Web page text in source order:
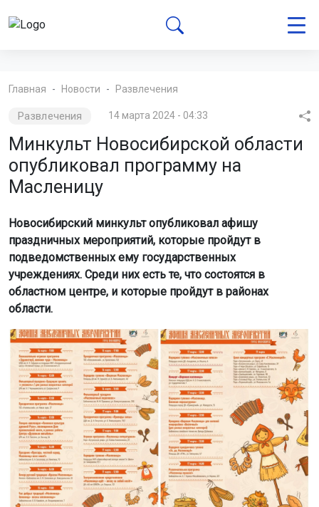
Главная Новости Развлечения
Развлечения 14 марта 2024 - 04:33
Минкульт Новосибирской области
опубликовал программу на
Масленицу
Новосибирский минкульт опубликовал афишу
праздничных мероприятий, которые пройдут в
подведомственных ему государственных
учреждениях. Среди них есть те, что состоятся в
областном центре, и которые пройдут в районах
области.